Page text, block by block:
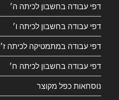
דפי עבודה בחשבון לכיתה ה׳
דפי עבודה בחשבון לכיתה ו׳
דפי עבודה במתמטיקה לכיתה ז׳
דפי עבודה בחשבון לכיתה ח׳
נוסחאות כפל מקוצר